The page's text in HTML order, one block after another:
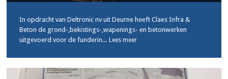
In opdracht van Deltronic nv uit Deurne heeft Claes Infra &
Beton de grond-,bekistings-,wapenings- en betonwerken
uitgevoerd voor de funderin... Lees meer